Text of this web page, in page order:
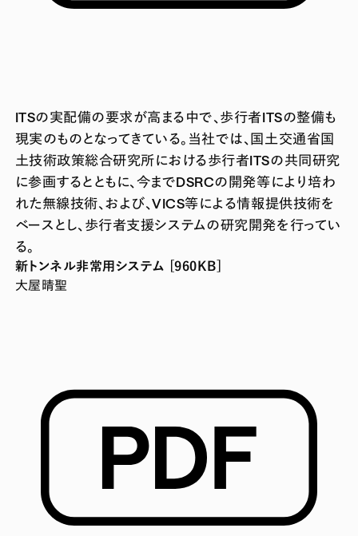
ITSの実配備の要求が高まる中で、歩行者ITSの整備も
現実のものとなってきている。当社では、国土交通省国
土技術政策総合研究所における歩行者ITSの共同研究
に参画するとともに、今までDSRCの開発等により培わ
れた無線技術、および、VICS等による情報提供技術を
ベースとし、歩行者支援システムの研究開発を行ってい
る。
新トンネル非常用システム [960KB]
大屋晴聖